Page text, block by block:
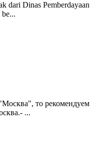
dari Dinas Pemberdayaan
то рекомендуем
...